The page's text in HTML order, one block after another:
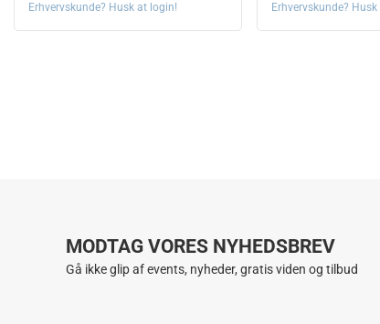
Erhvervskunde? Husk at login!
Erhvervskunde?
MODTAG VORES NYHEDSBREV
Gå ikke glip af events, nyheder, gratis viden og tilbud